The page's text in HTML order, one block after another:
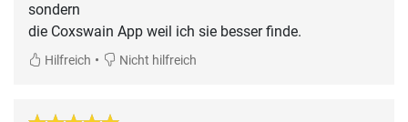
sondern
die Coxswain App weil ich sie besser finde.
Hilfreich • Nicht hilfreich